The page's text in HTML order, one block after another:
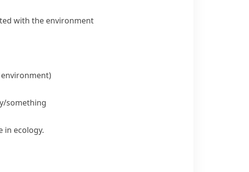
with the environment
something
in ecology.